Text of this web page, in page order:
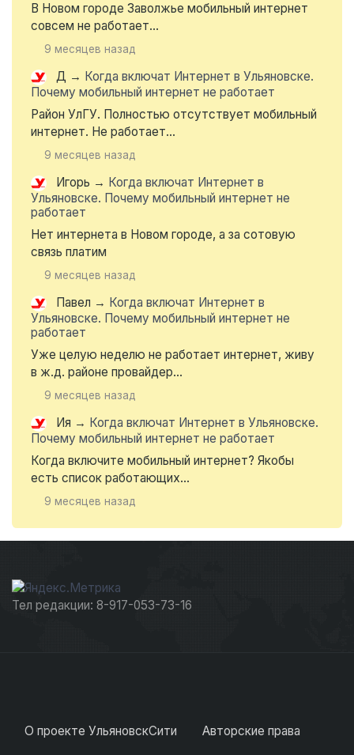
В Новом городе Заволжье мобильный интернет
совсем не работает...
9 месяцев назад
Д → Когда включат Интернет в Ульяновске.
Почему мобильный интернет не работает
Район УлГУ. Полностью отсутствует мобильный
интернет. Не работает...
9 месяцев назад
Игорь → Когда включат Интернет в
Ульяновске. Почему мобильный интернет не
работает
Нет интернета в Новом городе, а за сотовую
связь платим
9 месяцев назад
Павел → Когда включат Интернет в
Ульяновске. Почему мобильный интернет не
работает
Уже целую неделю не работает интернет, живу
в ж.д. районе провайдер...
9 месяцев назад
Ия → Когда включат Интернет в Ульяновске.
Почему мобильный интернет не работает
Когда включите мобильный интернет? Якобы
есть список работающих...
9 месяцев назад
Тел редакции: 8-917-053-73-16
О проекте УльяновскСити
Авторские права